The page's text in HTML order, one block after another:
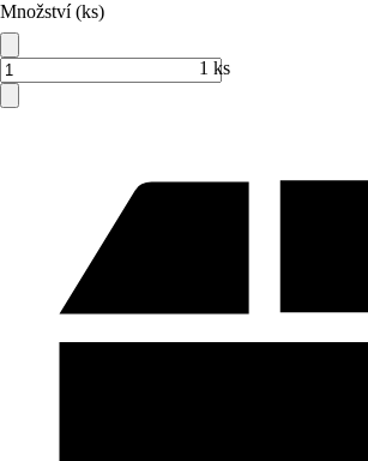
Množství (ks)
1 ks